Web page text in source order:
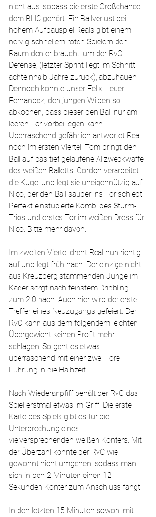
nicht aus, sodass die erste Großchance
dem BHC gehört. Ein Ballverlust bei
hohem Aufbauspiel Reals gibt einem
nervig schnellem roten Spielern den
Raum den er braucht, um der RvC
Defense, (letzter Sprint liegt im Schnitt
achteinhalb Jahre zurück), abzuhauen.
Dennoch konnte unser Felix Heuer
Fernandez, den jungen Wilden so
abkochen, dass dieser den Ball nur am
leeren Tor vorbei legen kann.
Überraschend gefährlich antwortet Real
noch im ersten Viertel. Tom bringt den
Ball auf das tief gelaufene Allzweckwaffe
des weißen Balletts. Gordon verarbeitet
die Kugel und legt sie uneigennützig auf
Nico, der den Ball sauber ins Tor schiebt.
Perfekt einstudierte Kombi des Sturm-
Trios und erstes Tor im weißen Dress für
Nico. Bitte mehr davon.
Im zweiten Viertel dreht Real nun richtig
auf und legt früh nach. Der einzige nicht
aus Kreuzberg stammenden Junge im
Kader sorgt nach feinstem Dribbling
zum 2:0 nach. Auch hier wird der erste
Treffer eines Neuzugangs gefeiert. Der
RvC kann aus dem folgendem leichten
Übergewicht keinen Profit mehr
schlagen. So geht es etwas
überraschend mit einer zwei Tore
Führung in die Halbzeit.
Nach Wiederanpfiff behält der RvC das
Spiel erstmal etwas im Griff. Die erste
Karte des Spiels gibt es für die
Unterbrechung eines
vielversprechenden weißen Konters. Mit
der Überzahl konnte der RvC wie
gewohnt nicht umgehen, sodass man
sich in den 2 Minuten einen 12
Sekunden Konter zum Anschluss fängt.
In den letzten 15 Minuten sowohl mit